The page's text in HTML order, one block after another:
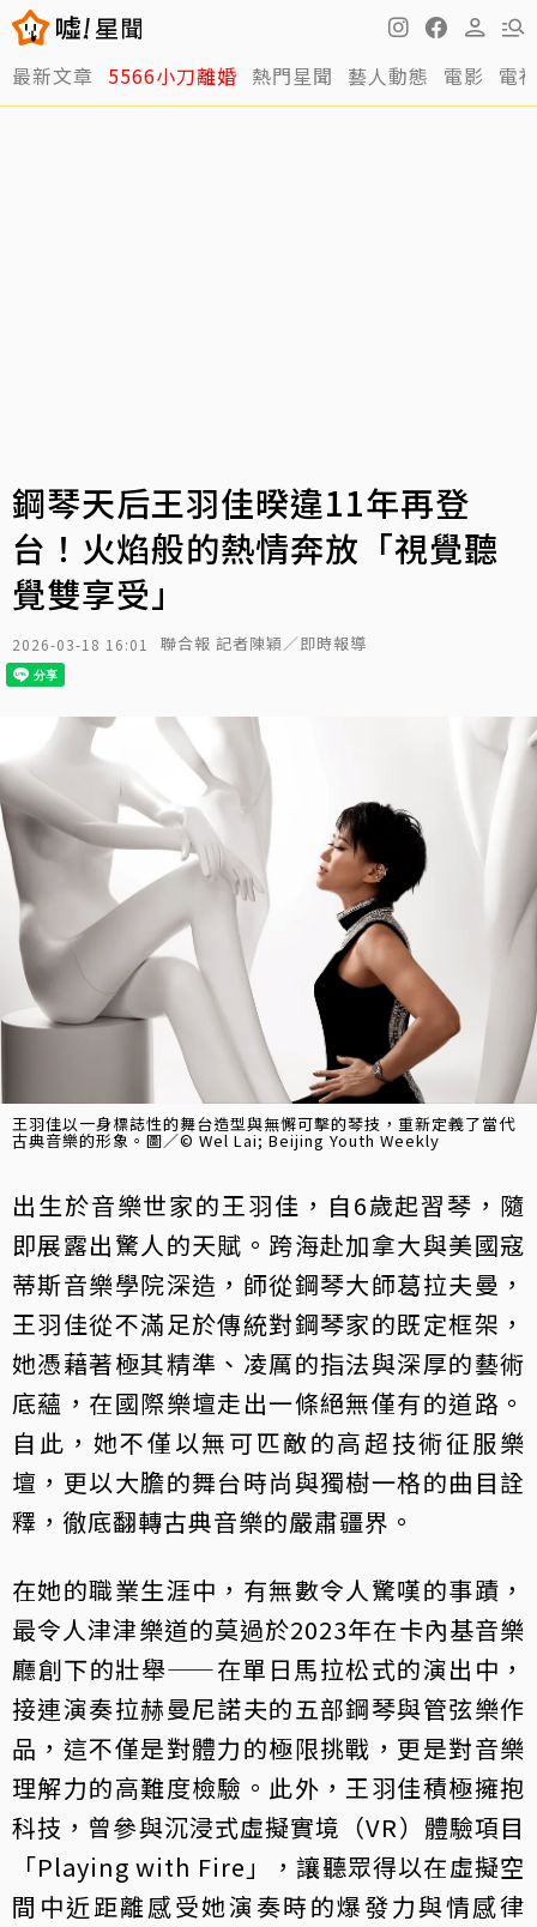
最新文章 5566小刀離婚 熱門星聞 藝人動態 電影 電
鋼琴天后王羽佳暌違11年再登
台！火焰般的熱情奔放「視覺聽
覺雙享受」
2026-03-18 16:01 聯合報 記者陳穎／即時報導
王羽佳以一身標誌性的舞台造型與無懈可擊的琴技，重新定義了當代
古典音樂的形象。圖／© Wel Lai; Beijing Youth Weekly
出生於音樂世家的王羽佳，自6歲起習琴，隨
即展露出驚人的天賦。跨海赴加拿大與美國寇
蒂斯音樂學院深造，師從鋼琴大師葛拉夫曼，
王羽佳從不滿足於傳統對鋼琴家的既定框架，
她憑藉著極其精準、凌厲的指法與深厚的藝術
底蘊，在國際樂壇走出一條絕無僅有的道路。
自此，她不僅以無可匹敵的高超技術征服樂
壇，更以大膽的舞台時尚與獨樹一格的曲目詮
釋，徹底翻轉古典音樂的嚴肅疆界。
在她的職業生涯中，有無數令人驚嘆的事蹟，
最令人津津樂道的莫過於2023年在卡內基音樂
廳創下的壯舉——在單日馬拉松式的演出中，
接連演奏拉赫曼尼諾夫的五部鋼琴與管弦樂作
品，這不僅是對體力的極限挑戰，更是對音樂
理解力的高難度檢驗。此外，王羽佳積極擁抱
科技，曾參與沉浸式虛擬實境（VR）體驗項目
「Playing with Fire」，讓聽眾得以在虛擬空
間中近距離感受她演奏時的爆發力與情感律